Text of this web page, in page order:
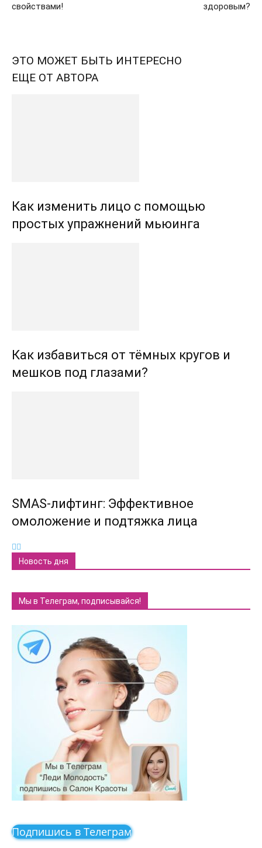
свойствами!
здоровым?
ЭТО МОЖЕТ БЫТЬ ИНТЕРЕСНО
ЕЩЕ ОТ АВТОРА
Как изменить лицо с помощью
простых упражнений мьюинга
Как избавиться от тёмных кругов и
мешков под глазами?
SMAS-лифтинг: Эффективное
омоложение и подтяжка лица
Новость дня
Мы в Телеграм, подписывайся!
Подпишись в Телеграм